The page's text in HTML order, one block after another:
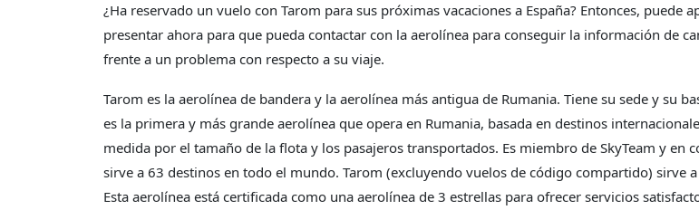
¿Ha reservado un vuelo con Tarom para sus próximas vacaciones a España? Entonces, puede
presentar ahora para que pueda contactar con la aerolínea para conseguir la información de
frente a un problema con respecto a su viaje.
Tarom es la aerolínea de bandera y la aerolínea más antigua de Rumania. Tiene su sede y su
es la primera y más grande aerolínea que opera en Rumania, basada en destinos
medida por el tamaño de la flota y los pasajeros transportados. Es miembro de SkyTeam y en
sirve a 63 destinos en todo el mundo. Tarom (excluyendo vuelos de código compartido) sirve
Esta aerolínea está certificada como una aerolínea de 3 estrellas para ofrecer servicios